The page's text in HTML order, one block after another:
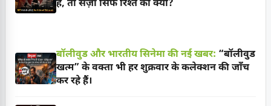
है, तो सज़ा सिर्फ रिश्ते को क्यों?
बॉलीवुड और भारतीय सिनेमा की नई खबर: “बॉलीवुड
खत्म” के वक्ता भी हर शुक्रवार के कलेक्शन की जाँच
कर रहे हैं।